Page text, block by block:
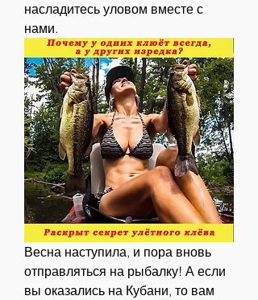
насладитесь уловом вместе с
нами.
Весна наступила, и пора вновь
отправляться на рыбалку! А если
вы оказались на Кубани, то вам